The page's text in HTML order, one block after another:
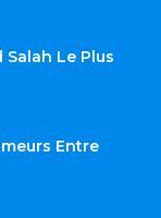
Le Plus
Entre